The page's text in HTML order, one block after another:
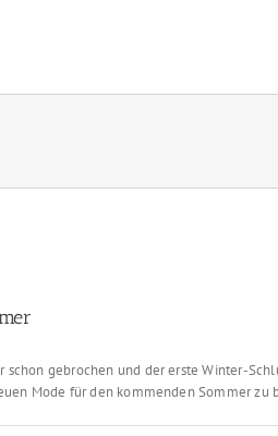
gebrochen und der erste Winter-
Mode für den kommenden Sommer